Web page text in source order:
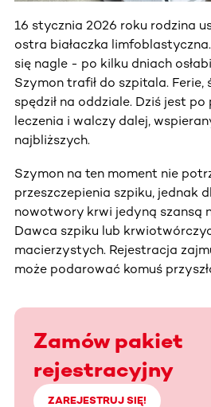
16 stycznia 2026 roku rodzina
ostra białaczka
się nagle - po kilku dniach
Szymon trafił do szpitala. Ferie,
spędził na oddziale. Dziś jest
leczenia i walczy dalej,
najbliższych.
Szymon na ten moment nie
przeszczepienia szpiku, jednak
nowotwory krwi jedyną szansą
Dawca szpiku lub
macierzystych. Rejestracja
może podarować komuś
Zamów pakiet
rejestracyjny
ZAREJESTRUJ SIĘ!